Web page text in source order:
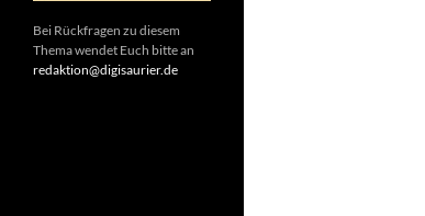
Bei Rückfragen zu diesem
Thema wendet Euch bitte an
redaktion@digisaurier.de